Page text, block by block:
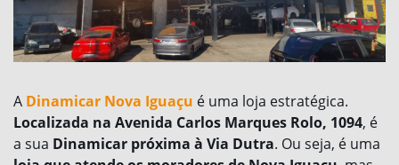
A Dinamicar Nova Iguaçu é uma loja estratégica.
Localizada na Avenida Carlos Marques Rolo, 1094, é
a sua Dinamicar próxima à Via Dutra. Ou seja, é uma